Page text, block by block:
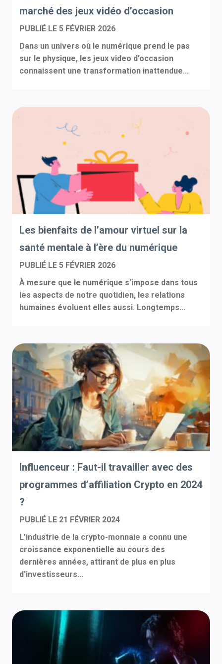
marché des jeux vidéo d’occasion
PUBLIÉ LE 5 FÉVRIER 2026
Dans un univers où le numérique prend le pas
sur le physique, les jeux video d’occasion
connaissent une transformation inattendue...
Les bienfaits de l’amour virtuel sur la
santé mentale à l’ère du numérique
PUBLIÉ LE 5 FÉVRIER 2026
À mesure que le numérique s’impose dans tous
les aspects de notre quotidien, les relations
humaines évoluent elles aussi. Longtemps...
Influenceur : Faut-il travailler avec des
programmes d’affiliation Crypto en 2024
?
PUBLIÉ LE 21 FÉVRIER 2024
L’industrie de la crypto-monnaie a connu une
croissance exponentielle au cours des
dernières années, attirant de plus en plus
d’investisseurs...